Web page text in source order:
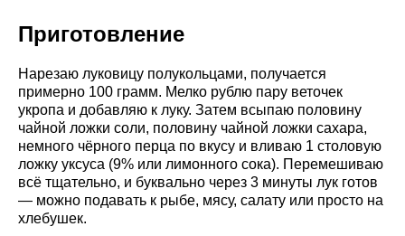
Приготовление
Нарезаю луковицу полукольцами, получается
примерно 100 грамм. Мелко рублю пару веточек
укропа и добавляю к луку. Затем всыпаю половину
чайной ложки соли, половину чайной ложки сахара,
немного чёрного перца по вкусу и вливаю 1 столовую
ложку уксуса (9% или лимонного сока). Перемешиваю
всё тщательно, и буквально через 3 минуты лук готов
— можно подавать к рыбе, мясу, салату или просто на
хлебушек.